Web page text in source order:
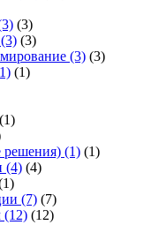
(3)
(3) (3)
(3) (3)
(1)
(1)
решения) (1) (1)
(4) (4)
(7) (7)
(12) (12)